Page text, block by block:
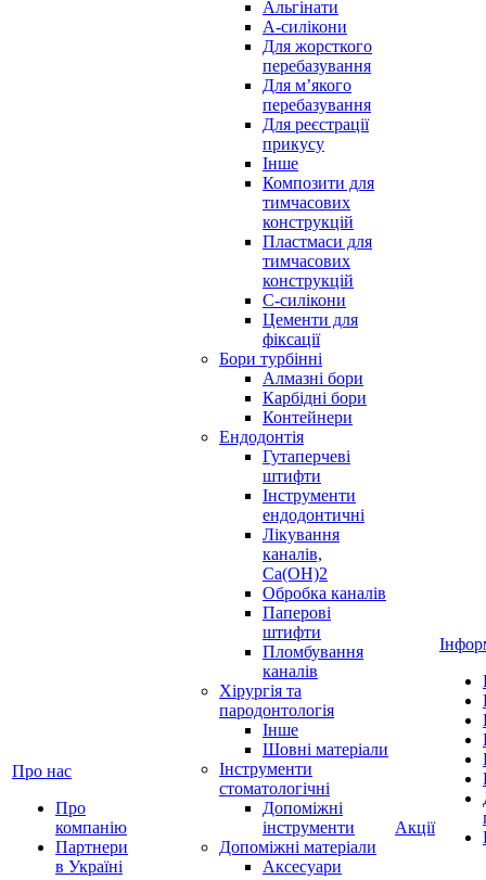
Про нас
Про
компанію
Партнери
в Україні
Альгінати
А-силікони
Для жорсткого
перебазування
Для м’якого
перебазування
Для реєстрації
прикусу
Інше
Композити для
тимчасових
конструкцій
Пластмаси для
тимчасових
конструкцій
С-силікони
Цементи для
фіксації
Бори турбінні
Алмазні бори
Карбідні бори
Контейнери
Ендодонтія
Гутаперчеві
штифти
Інструменти
ендодонтичні
Лікування
каналів,
Ca(OH)2
Обробка каналів
Паперові
штифти
Пломбування
каналів
Хірургія та
пародонтологія
Інше
Шовні матеріали
Інструменти
стоматологічні
Допоміжні
інструменти
Допоміжні матеріали
Аксесуари
Акції